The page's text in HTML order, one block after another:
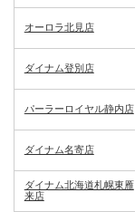
オーロラ北見店
ダイナム登別店
パーラーロイヤル静内店
ダイナム名寄店
ダイナム北海道札幌東雁
来店